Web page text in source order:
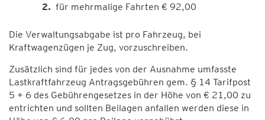
für mehrmalige Fahrten € 92,00
Die Verwaltungsabgabe ist pro Fahrzeug, bei
Kraftwagenzügen je Zug, vorzuschreiben.
Zusätzlich sind für jedes von der Ausnahme umfasste
Lastkraftfahrzeug Antragsgebühren gem. § 14 Tarifpost
5 + 6 des Gebührengesetzes in der Höhe von € 21,00 zu
entrichten und sollten Beilagen anfallen werden diese in